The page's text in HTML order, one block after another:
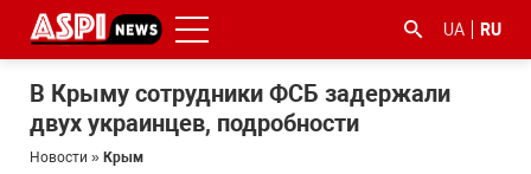
UA RU
В Крыму сотрудники ФСБ задержали
двух украинцев, подробности
Новости » Крым